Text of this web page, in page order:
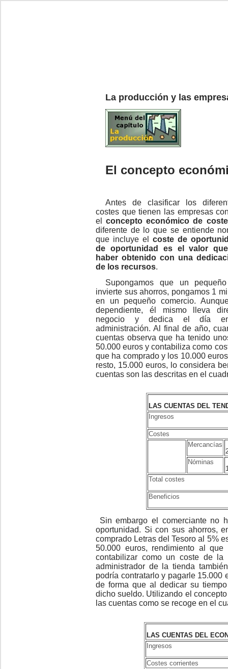
La producción y las
El concepto
Antes de clasificar los
costes que tienen las empresas
elconcepto económico de coste
diferente de lo que se entiende
que incluye el coste de
de oportunidad es el valor
haber obtenido con una
de los recursos.
Supongamos que un
invierte sus ahorros, pongamos 1
en un pequeño comercio.
dependiente, él mismo lleva
negocio y dedica el día
administración. Al final de año,
cuentas observa que ha tenido
50.000 euros y contabiliza como
que ha comprado y los 10.000
resto, 15.000 euros, lo considera
cuentas son las descritas en el
LAS CUENTAS DEL
Ingresos
Costes
Mercancías
Nóminas
Total costes
Beneficios
Sin embargo el comerciante no
oportunidad. Si con sus ahorros,
comprado Letras del Tesoro al 5%
50.000 euros, rendimiento al
contabilizar como un coste de la
administrador de la tienda
podría contratarlo y pagarle 15.000
de forma que al dedicar su
dicho sueldo. Utilizando el
las cuentas como se recoge en el
LAS CUENTAS DEL
Ingresos
Costes corrientes